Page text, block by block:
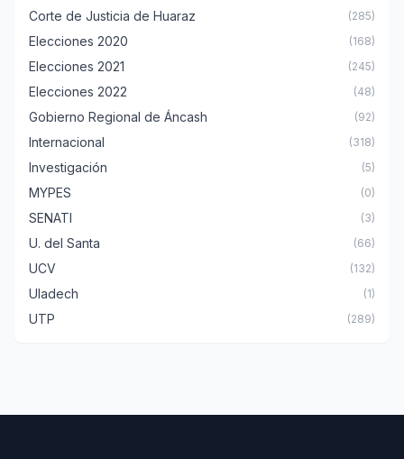
Corte de Justicia de Huaraz (285)
Elecciones 2020 (168)
Elecciones 2021 (245)
Elecciones 2022 (48)
Gobierno Regional de Áncash (92)
Internacional (318)
Investigación (5)
MYPES (0)
SENATI (3)
U. del Santa (66)
UCV (132)
Uladech (1)
UTP (289)